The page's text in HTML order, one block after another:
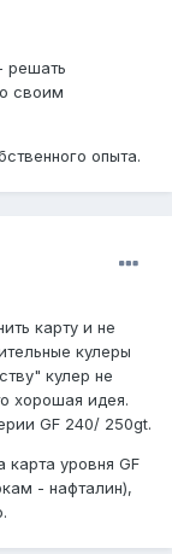
решать
своим
опыта.
карту и не
кулеры
кулер не
хорошая идея.
GF 240/ 250gt.
уровня GF
- нафталин),